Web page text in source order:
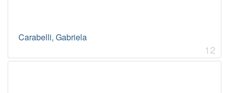
Carabelli, Gabriela
12